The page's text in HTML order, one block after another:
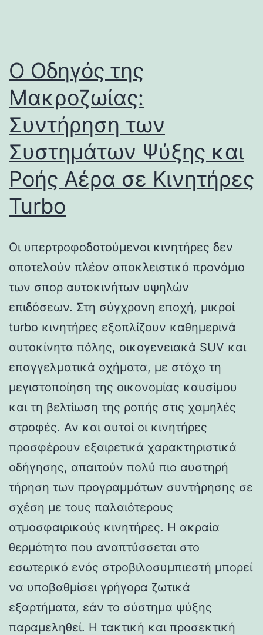
Ο Οδηγός της
Μακροζωίας:
Συντήρηση των
Συστημάτων Ψύξης και
Ροής Αέρα σε Κινητήρες
Turbo
Οι υπερτροφοδοτούμενοι κινητήρες δεν
αποτελούν πλέον αποκλειστικό προνόμιο
των σπορ αυτοκινήτων υψηλών
επιδόσεων. Στη σύγχρονη εποχή, μικροί
turbo κινητήρες εξοπλίζουν καθημερινά
αυτοκίνητα πόλης, οικογενειακά SUV και
επαγγελματικά οχήματα, με στόχο τη
μεγιστοποίηση της οικονομίας καυσίμου
και τη βελτίωση της ροπής στις χαμηλές
στροφές. Αν και αυτοί οι κινητήρες
προσφέρουν εξαιρετικά χαρακτηριστικά
οδήγησης, απαιτούν πολύ πιο αυστηρή
τήρηση των προγραμμάτων συντήρησης σε
σχέση με τους παλαιότερους
ατμοσφαιρικούς κινητήρες. Η ακραία
θερμότητα που αναπτύσσεται στο
εσωτερικό ενός στροβιλοσυμπιεστή μπορεί
να υποβαθμίσει γρήγορα ζωτικά
εξαρτήματα, εάν το σύστημα ψύξης
παραμεληθεί. Η τακτική και προσεκτική